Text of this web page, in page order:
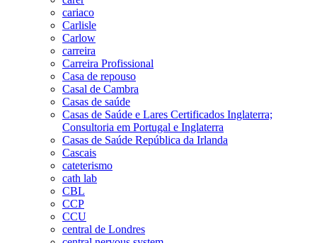
cariaco
Carlisle
Carlow
carreira
Carreira Profissional
Casa de repouso
Casal de Cambra
Casas de saúde
Casas de Saúde e Lares Certificados Inglaterra;
Consultoria em Portugal e Inglaterra
Casas de Saúde República da Irlanda
Cascais
cateterismo
cath lab
CBL
CCP
CCU
central de Londres